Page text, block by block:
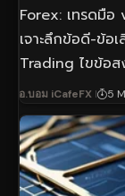
Forex: เทรดมือ
เจาะลึกข้อดี-ข้
Trading ไขข้อส
อ.บอม iCafeFX 5